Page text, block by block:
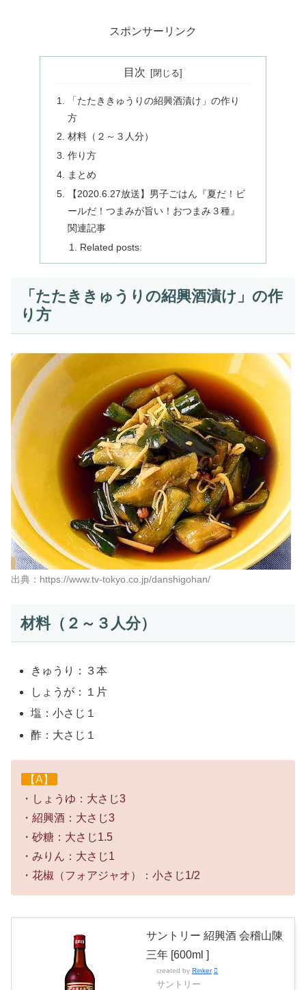
スポンサーリンク
目次
「たたききゅうりの紹興酒漬け」の作り
方
材料（２～３人分）
作り方
まとめ
【2020.6.27放送】男子ごはん『夏だ！ビ
ールだ！つまみが旨い！おつまみ３種』
関連記事
Related posts:
「たたききゅうりの紹興酒漬け」の作
り方
出典：https://www.tv-tokyo.co.jp/danshigohan/
材料（２～３人分）
きゅうり：３本
しょうが：１片
塩：小さじ１
酢：大さじ１
【A】
・しょうゆ：大さじ3
・紹興酒：大さじ3
・砂糖：大さじ1.5
・みりん：大さじ1
・花椒（フォアジャオ）：小さじ1/2
サントリー 紹興酒 会稽山陳
三年 [600ml ]
created by Rinker
サントリー